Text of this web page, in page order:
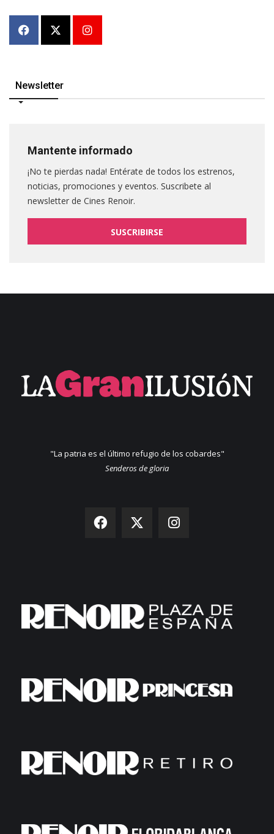
Newsletter
Mantente informado
¡No te pierdas nada! Entérate de todos los estrenos,
noticias, promociones y eventos. Suscribete al
newsletter de Cines Renoir.
SUSCRIBIRSE
"La patria es el último refugio de los cobardes"
Senderos de gloria